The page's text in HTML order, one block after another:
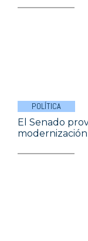
POLÍTICA
El Senado